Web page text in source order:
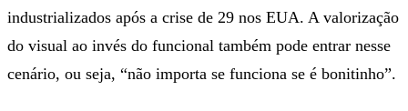
industrializados após a crise de 29 nos EUA. A valorização
do visual ao invés do funcional também pode entrar nesse
cenário, ou seja, “não importa se funciona se é bonitinho”.